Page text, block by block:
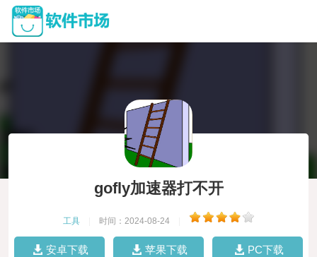
gofly加速器打不开
工具 时间：2024-08-24
安卓下载 苹果下载 PC下载